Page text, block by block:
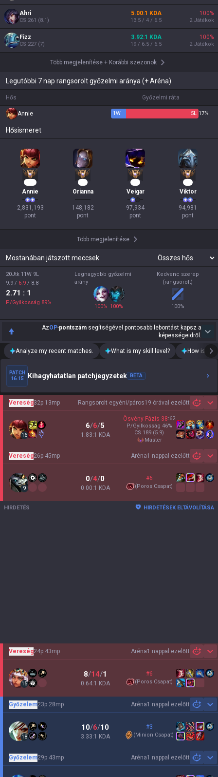
Ahri
CS 261 (8.1)
5.00:1 KDA
13.5 / 4 / 6.5
100%
2 Játékok
Fizz
CS 227 (7)
3.92:1 KDA
19 / 6.5 / 6.5
100%
2 Játékok
Több megjelenítése+ Korábbi szezonok
Legutóbbi 7 nap rangsorolt győzelmi aránya (+ Aréna)
Hős Győzelmi ráta
Annie 1W 5L 17%
Hősismeret
Annie
2,831,193
pont
Orianna
148,182
pont
Veigar
97,934
pont
Viktor
94,981
pont
Több megjelenítése
Mostanában játszott meccsek
20Jtk 11W 9L
9.9 / 6.9 / 8.8
2.71 : 1
P/Gyilkosság 89%
Legnagyobb győzelmi
arány
100% 100%
Kedvenc szerep
(rangsorolt)
100%
AzOP-pontszám segítségével pontosabb lebontást kapsz a
képességeidről.
Analyze my recent matches. What is my skill level? How is my
PATCH
16.15
Kihagyhatatlan patchjegyzetek BETA
Rangsorolt egyéni/páros19 órával ezelőtt
Vereség32p 13mp
16
6/6/5
1.83:1 KDA
Ösvény Fázis 38:62
P/Gyilkosság 46%
CS 189 (5.9)
master
Aréna1 nappal ezelőtt
Vereség26p 45mp
9
0/4/0
0.00:1 KDA
#6
(Poros Csapat)
HIRDETÉS HIRDETÉSEK ELTÁVOLÍTÁSA
Aréna1 nappal ezelőtt
Vereség24p 43mp
15
8/14/1
0.64:1 KDA
#6
(Poros Csapat)
Aréna1 nappal ezelőtt
Győzelem23p 28mp
18
10/6/10
3.33:1 KDA
#3
(Minion Csapat)
Aréna1 nappal ezelőtt
Győzelem29p 43mp